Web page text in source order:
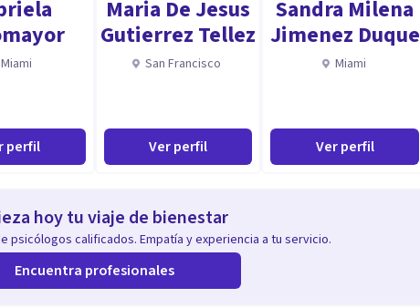
Miami
perfil
Maria De Jesus
Gutierrez Tellez
San Francisco
Ver perfil
Sandra Milena
Jimenez Duque
Miami
Ver perfil
hoy tu viaje de bienestar
psicólogos calificados. Empatía y experiencia a tu servicio.
Encuentra profesionales